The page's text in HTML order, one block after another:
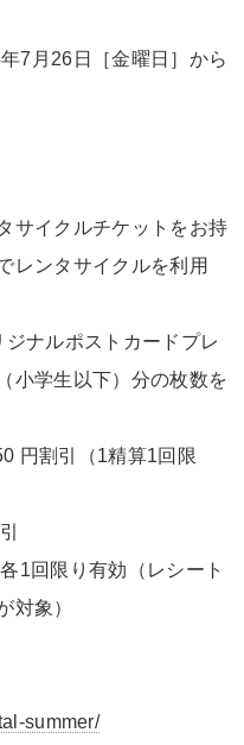
7月26日［金曜日］から
サイクルチケットをお持
レンタサイクルを利用
ジナルポストカードプレ
小学生以下）分の枚数を
円割引（1精算1回限
1回限り有効（レシート
対象）
summer/